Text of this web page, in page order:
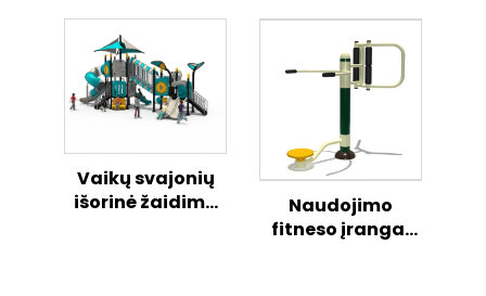
Žaidimų Rinkinys
parkas
Vaikų svajonių
išorinė žaidimų
Naudojimo
fitneso įranga,